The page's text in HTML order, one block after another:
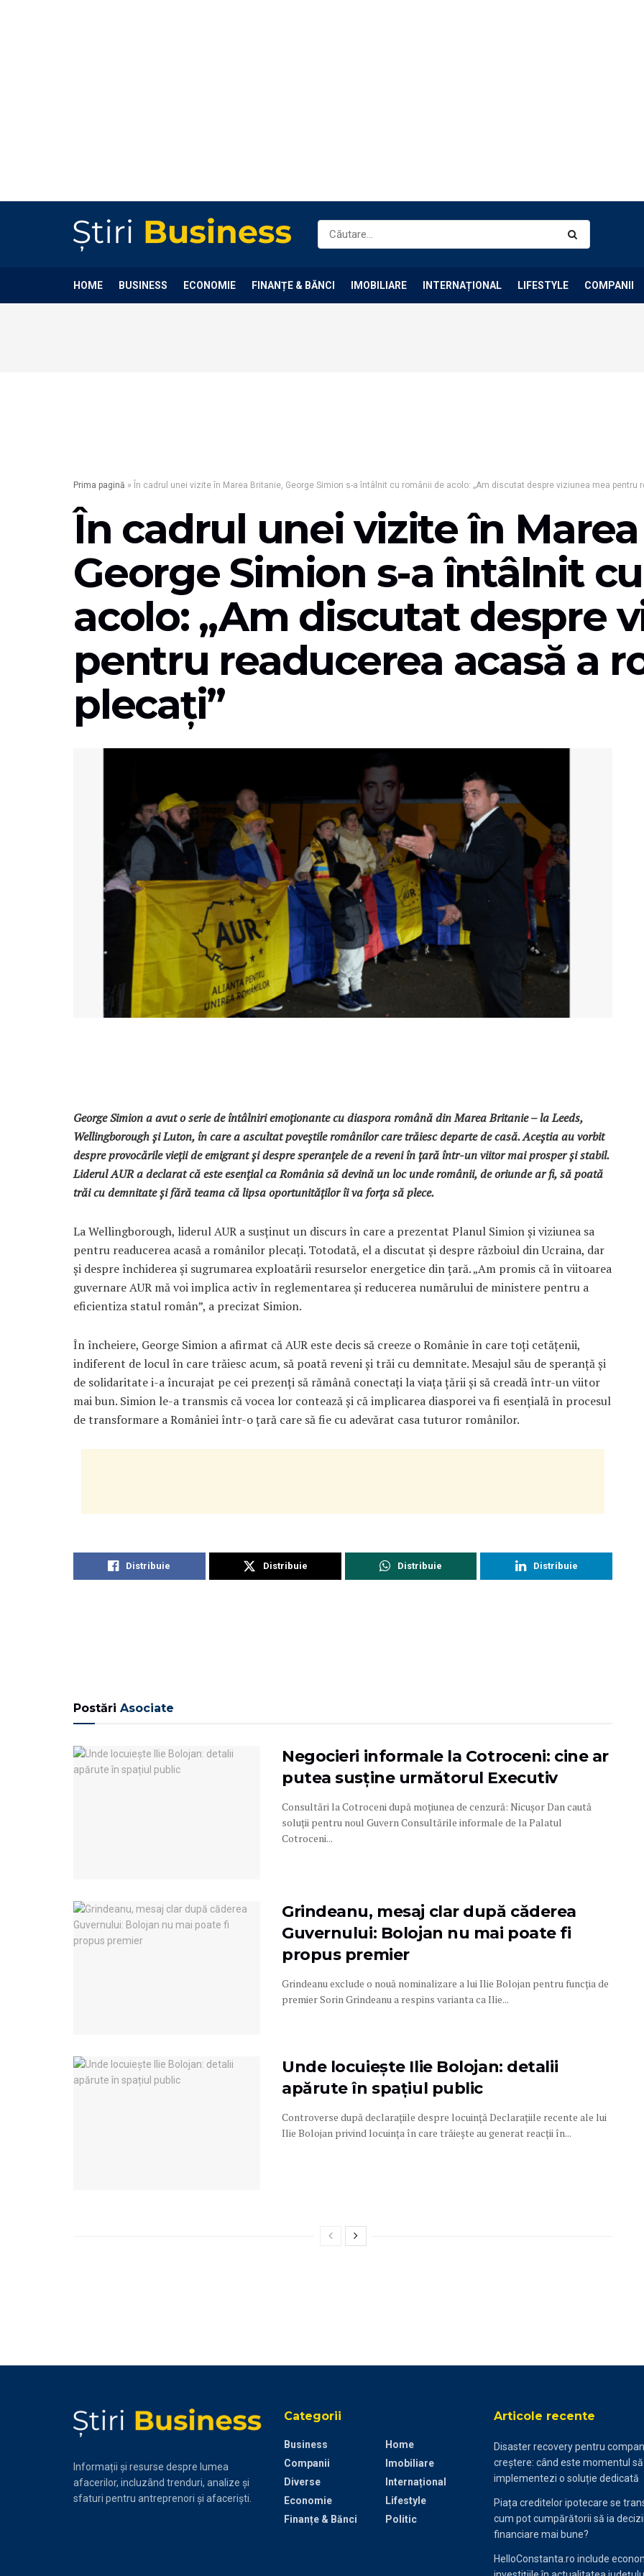
HOME BUSINESS ECONOMIE FINANȚE & BĂNCI IMOBILIARE INTERNAȚIONAL LIFESTYLE COMPANII
Prima pagină » În cadrul unei vizite în Marea Britanie, George Simion s-a întâlnit cu românii de acolo: „Am discutat despre viziunea mea pentru
În cadrul unei vizite în
George Simion s-a întâlnit
acolo: „Am discutat despre
pentru readucerea acasă a
plecați”
George Simion a avut o serie de întâlniri emoționante cu diaspora română din Marea Britanie – la Leeds,
Wellingborough și Luton, în care a ascultat poveștile românilor care trăiesc departe de casă. Aceștia au vorbit
despre provocările vieții de emigrant și despre speranțele de a reveni în țară într-un viitor mai prosper și stabil.
Liderul AUR a declarat că este esențial ca România să devină un loc unde românii, de oriunde ar fi, să poată
trăi cu demnitate și fără teama că lipsa oportunităților îi va forța să plece.
La Wellingborough, liderul AUR a susținut un discurs în care a prezentat Planul Simion și viziunea sa
pentru readucerea acasă a românilor plecați. Totodată, el a discutat și despre războiul din Ucraina, dar
și despre închiderea și sugrumarea exploatării resurselor energetice din țară. „Am promis că în viitoarea
guvernare AUR mă voi implica activ în reglementarea și reducerea numărului de ministere pentru a
eficientiza statul român”, a precizat Simion.
În încheiere, George Simion a afirmat că AUR este decis să creeze o Românie în care toți cetățenii,
indiferent de locul în care trăiesc acum, să poată reveni și trăi cu demnitate. Mesajul său de speranță și
de solidaritate i-a încurajat pe cei prezenți să rămână conectați la viața țării și să creadă într-un viitor
mai bun. Simion le-a transmis că vocea lor contează și că implicarea diasporei va fi esențială în procesul
de transformare a României într-o țară care să fie cu adevărat casa tuturor românilor.
Distribuie Distribuie Distribuie Distribuie
Postări Asociate
Negocieri informale la Cotroceni: cine ar
putea susține următorul Executiv
Consultări la Cotroceni după moțiunea de cenzură: Nicușor Dan caută
soluții pentru noul Guvern Consultările informale de la Palatul
Cotroceni...
Grindeanu, mesaj clar după căderea
Guvernului: Bolojan nu mai poate fi
propus premier
Grindeanu exclude o nouă nominalizare a lui Ilie Bolojan pentru funcția de
premier Sorin Grindeanu a respins varianta ca Ilie...
Unde locuiește Ilie Bolojan: detalii
apărute în spațiul public
Controverse după declarațiile despre locuință Declarațiile recente ale lui
Ilie Bolojan privind locuința în care trăiește au generat reacții în...
Informații și resurse despre lumea
afacerilor, incluzând trenduri, analize și
sfaturi pentru antreprenori și afaceriști.
Categorii
Business
Companii
Diverse
Economie
Finanțe & Bănci
Home
Imobiliare
Internațional
Lifestyle
Politic
Articole recente
Disaster recovery pentru
creștere: când este momentul să
implementezi o soluție dedicată
Piața creditelor ipotecare se
cum pot cumpărătorii să ia decizii
financiare mai bune?
HelloConstanta.ro include